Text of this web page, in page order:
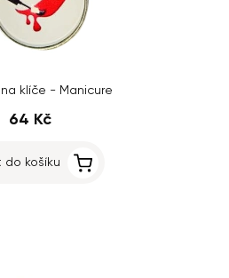
na klíče - Manicure
64 Kč
do košíku